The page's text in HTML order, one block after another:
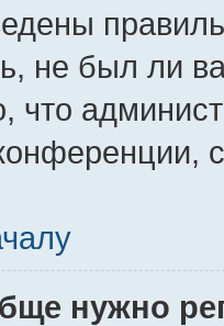
не был ли
что
нужно